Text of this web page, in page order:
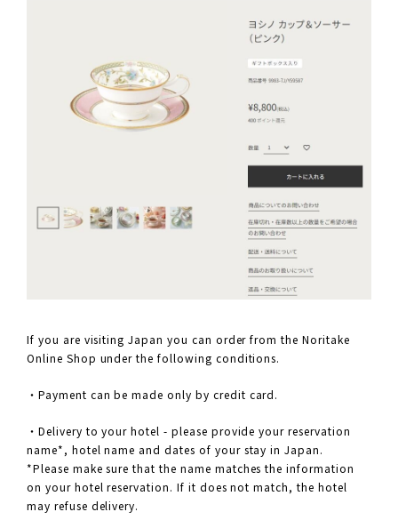
If you are visiting Japan you can order from the Noritake
Online Shop under the following conditions.
・Payment can be made only by credit card.
・Delivery to your hotel - please provide your reservation
name*, hotel name and dates of your stay in Japan.
*Please make sure that the name matches the information
on your hotel reservation. If it does not match, the hotel
may refuse delivery.